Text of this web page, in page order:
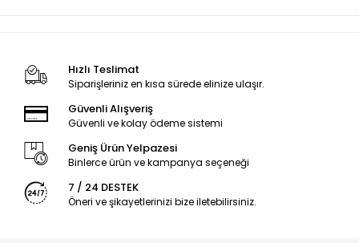
Hızlı Teslimat
Siparişleriniz en kısa sürede elinize ulaşır.
Güvenli Alışveriş
Güvenli ve kolay ödeme sistemi
Geniş Ürün Yelpazesi
Binlerce ürün ve kampanya seçeneği
7 / 24 DESTEK
Öneri ve şikayetlerinizi bize iletebilirsiniz.